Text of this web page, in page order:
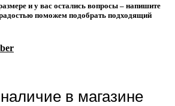
и у вас остались вопросы – напишите
поможем подобрать подходящий
в магазине